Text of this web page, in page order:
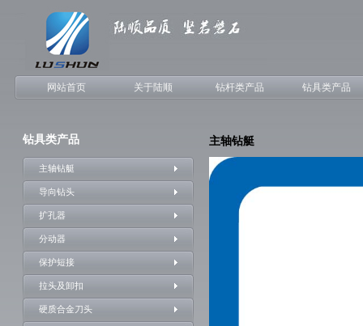
网站首页 关于陆顺 钻杆类产品 钻具类产品
钻具类产品
主轴钻艇
导向钻头
扩孔器
分动器
保护短接
拉头及卸扣
硬质合金刀头
主轴钻艇